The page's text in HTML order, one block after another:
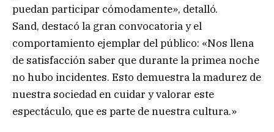
puedan participar cómodamente», detalló.
Sand, destacó la gran convocatoria y el
comportamiento ejemplar del público: «Nos llena
de satisfacción saber que durante la primea noche
no hubo incidentes. Esto demuestra la madurez de
nuestra sociedad en cuidar y valorar este
espectáculo, que es parte de nuestra cultura.»